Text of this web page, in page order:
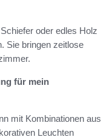
oder edles Holz
Sie bringen zeitlose
für mein
mit Kombinationen aus
Leuchten